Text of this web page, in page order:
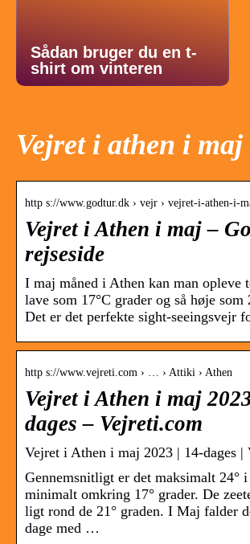
Sådan bruger du en t-
shirt om vinteren
Vejret i athen i maj
http s://www.godtur.dk › vejr › vejret-i-athen-i-
Vejret i Athen i maj –
rejseside
I maj måned i Athen kan man opleve
lave som 17°C grader og så høje som
Det er det perfekte sight-seeingsvejr
http s://www.vejreti.com › … › Attiki › Athen
Vejret i Athen i maj
dages – Vejreti.com
Vejret i Athen i maj 2023 | 14-dages |
Gennemsnitligt er det maksimalt 24°
minimalt omkring 17° grader. De
ligt rond de 21° graden. I Maj falder
dage med …